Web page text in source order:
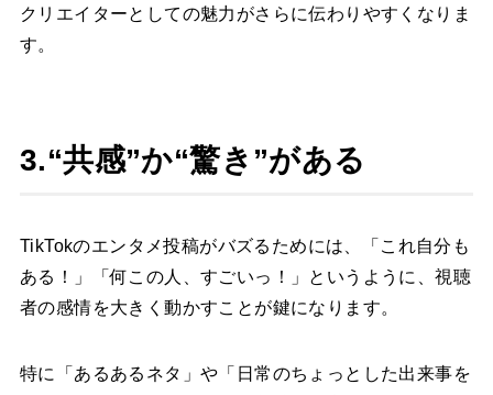
クリエイターとしての魅力がさらに伝わりやすくなりま
す。
3.“共感”か“驚き”がある
TikTokのエンタメ投稿がバズるためには、「これ自分も
ある！」「何この人、すごいっ！」というように、視聴
者の感情を大きく動かすことが鍵になります。
特に「あるあるネタ」や「日常のちょっとした出来事を